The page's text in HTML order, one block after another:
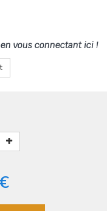
vous connectant ici !